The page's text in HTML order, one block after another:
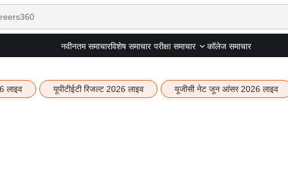
नवीनतम समाचारविशेष समाचार परीक्षा समाचार कॉलेज समाचार
लाइव यूपीटीईटी रिजल्ट 2026 लाइव यूजीसी नेट जून आंसर 2026 लाइव